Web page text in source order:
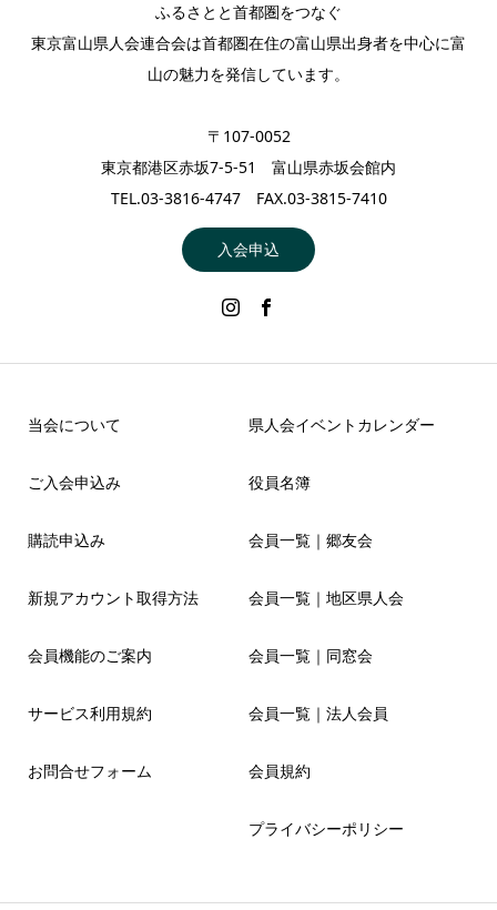
ふるさとと首都圏をつなぐ
東京富山県人会連合会は首都圏在住の富山県出身者を中心に富
山の魅力を発信しています。
〒107-0052
東京都港区赤坂7-5-51 富山県赤坂会館内
TEL.03-3816-4747 FAX.03-3815-7410
入会申込
当会について
ご入会申込み
購読申込み
新規アカウント取得方法
会員機能のご案内
サービス利用規約
お問合せフォーム
県人会イベントカレンダー
役員名簿
会員一覧｜郷友会
会員一覧｜地区県人会
会員一覧｜同窓会
会員一覧｜法人会員
会員規約
プライバシーポリシー